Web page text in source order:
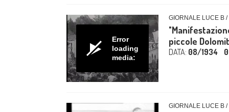
Error
loading
media:
GIORNALE LUCE B
piccole
DATA: 08/1934
GIORNALE LUCE B